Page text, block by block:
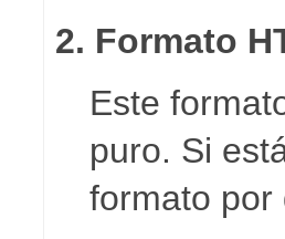
2. Formato
Este
puro. Si
formato por